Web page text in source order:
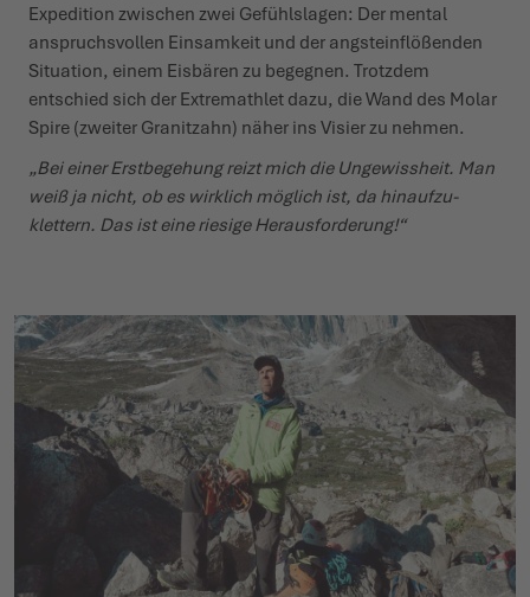
Expedition zwischen zwei Gefühl­slagen: Der mental
anspruchs­vollen Einsamkeit und der angst­ein­flö­ßenden
Situation, einem Eisbären zu begegnen. Trotzdem
entschied sich der Extre­m­athlet dazu, die Wand des Molar
Spire (zweiter Granitzahn) näher ins Visier zu nehmen.
„Bei einer Erst­be­gehung reizt mich die Unge­wissheit. Man
weiß ja nicht, ob es wirklich möglich ist, da hinauf­zu­
klettern. Das ist eine riesige Heraus­for­derung!“